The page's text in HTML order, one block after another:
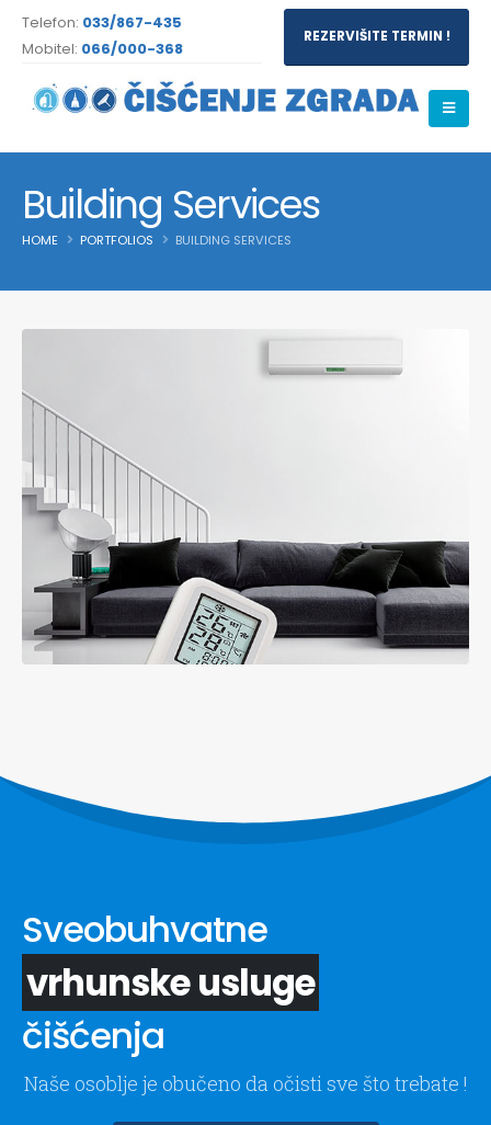
Telefon: 033/867-435
Mobitel: 066/000-368
REZERVIŠITE TERMIN !
Building Services
HOME PORTFOLIOS BUILDING SERVICES
Sveobuhvatne
vrhunske usluge
čišćenja
Naše osoblje je obučeno da očisti sve što trebate !